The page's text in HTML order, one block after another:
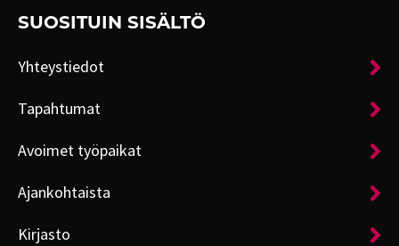
SUOSITUIN SISÄLTÖ
Yhteystiedot
Tapahtumat
Avoimet työpaikat
Ajankohtaista
Kirjasto